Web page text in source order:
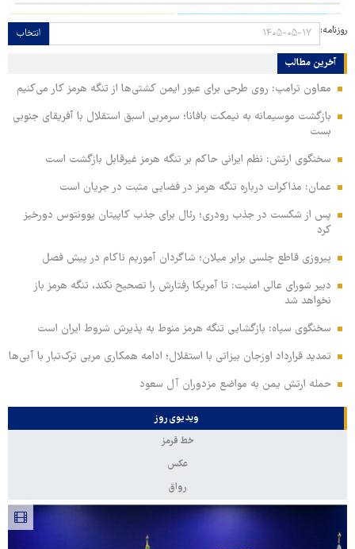
روزنامه: انتخاب
آخرین مطالب
معاون ترامپ: روی طرحی برای عبور ایمن کشتی‌ها از تنگه هرمز کار می‌کنیم
بازگشت موسیمانه به نیمکت بافانا؛ سرمربی اسبق استقلال با آفریقای جنوبی
بست
سخنگوی ارتش: نظم ایرانی حاکم بر تنگه هرمز غیرقابل بازگشت است
عمان: مذاکرات درباره تنگه هرمز در فضایی مثبت در جریان است
پس از شکست در جذب رودری؛ رئال برای جذب کاپیتان یوونتوس دورخیز
کرد
پیروزی قاطع چلسی برابر میلان؛ شاگردان آموریم ناکام در پیش فصل
دبیر شورای عالی امنیت: تا آمریکا رفتارش را تصحیح نکند، تنگه هرمز باز
نخواهد شد
سخنگوی سپاه: بازگشایی تنگه هرمز منوط به پذیرش شروط ایران است
تمدید قرارداد اوزجان بیزاتی با استقلال؛ ادامه همکاری مربی ترک‌تبار با آبی‌ها
حمله ارتش یمن به مواضع مزدوران آل سعود
ویدیوی روز
خط قرمز
عکس
رواق